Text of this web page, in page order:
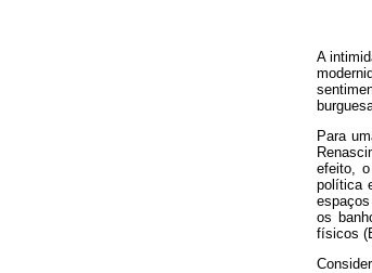
A
Para
efeito,
política
os
físicos